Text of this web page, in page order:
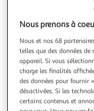
Nous prenons à
Nous et nos 68
telles que des données
appareil. Si vous
charge les finalités
des données pour fournir
désactivées. Si les
certains contenus et